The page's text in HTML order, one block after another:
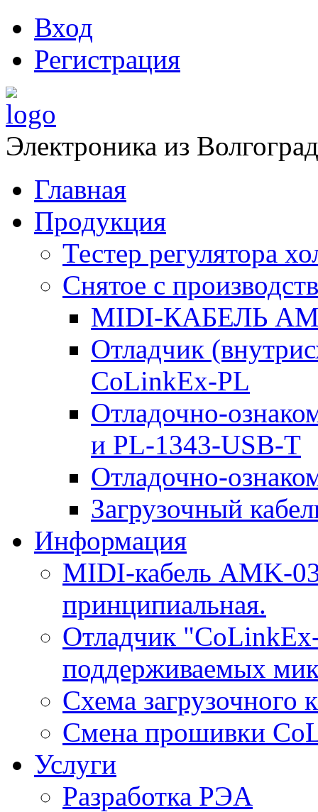
Вход
Регистрация
Электроника из
Главная
Продукция
Тестер регулятора
Снятое с
MIDI-КАБЕЛЬ
Отладчик
CoLinkEx-PL
Отладочно-
и PL-1343-USB-T
Отладочно-
Загрузочный
Информация
MIDI-кабель AMK-
принципиальная.
Отладчик
поддерживаемых
Схема загрузочного
Смена прошивки
Услуги
Разработка РЭА